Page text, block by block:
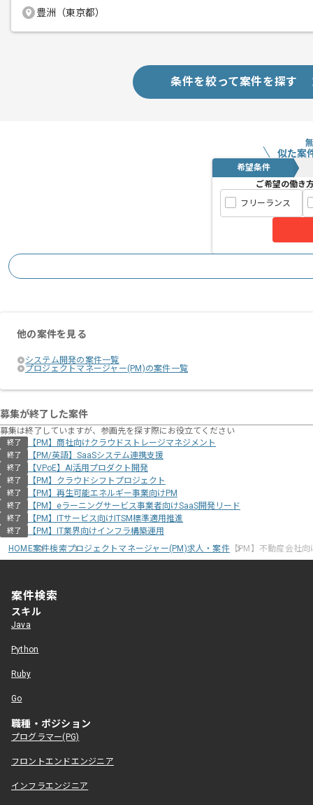
豊洲（東京都）
条件を絞って案件を探す
似た案
希望条件
ご希望の働き
フリーランス
他の案件を見る
システム開発の案件一覧
プロジェクトマネージャー(PM)の案件一覧
募集が終了した案件
募集は終了していますが、参画先を探す際にお役立てください
終了 【PM】商社向けクラウドストレージマネジメント
終了 【PM/英語】SaaSシステム連携支援
終了 【VPoE】AI活用プロダクト開発
終了 【PM】クラウドシフトプロジェクト
終了 【PM】再生可能エネルギー事業向けPM
終了 【PM】eラーニングサービス事業者向けSaaS開発リード
終了 【PM】ITサービス向けITSM標準適用推進
終了
【PM】IT業界向けインフラ構築運用
HOME案件検索プロジェクトマネージャー(PM)求人・案件【PM】不動産会社
案件検索
スキル
Java
Python
Ruby
Go
職種・ポジション
プログラマー(PG)
フロントエンドエンジニア
インフラエンジニア